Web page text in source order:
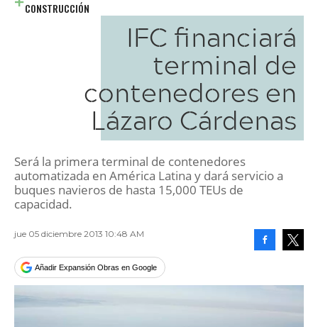
CONSTRUCCIÓN
IFC financiará
terminal de
contenedores en
Lázaro Cárdenas
Será la primera terminal de contenedores
automatizada en América Latina y dará servicio a
buques navieros de hasta 15,000 TEUs de
capacidad.
jue 05 diciembre 2013 10:48 AM
Añadir Expansión Obras en Google